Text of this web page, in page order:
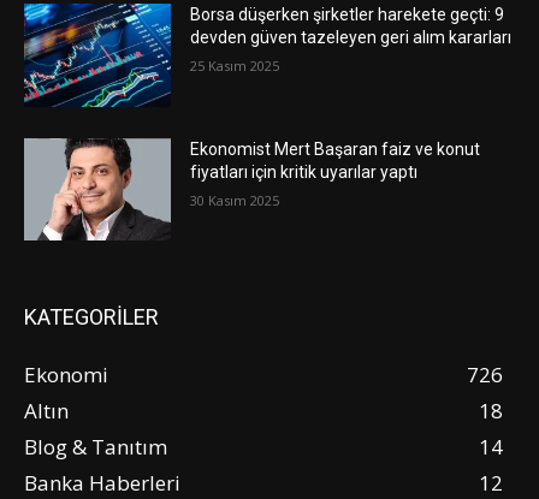
Borsa düşerken şirketler harekete geçti: 9
devden güven tazeleyen geri alım kararları
25 Kasım 2025
Ekonomist Mert Başaran faiz ve konut
fiyatları için kritik uyarılar yaptı
30 Kasım 2025
KATEGORİLER
Ekonomi
726
Altın
18
Blog & Tanıtım
14
Banka Haberleri
12